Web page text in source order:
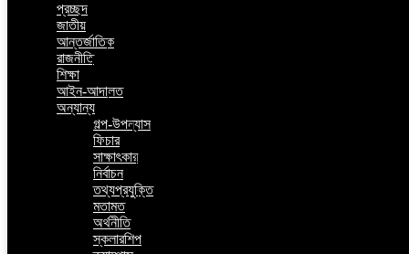
প্রচ্ছদ
জাতীয়
আন্তর্জাতিক
রাজনীতি
শিক্ষা
আইন-আদালত
অন্যান্য
গল্প-উপন্যাস
ফিচার
সাক্ষাৎকার
নির্বাচন
তথ্যপ্রযুক্তি
মতামত
অর্থনীতি
স্কলারশিপ